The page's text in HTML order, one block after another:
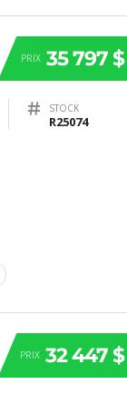
PRIX 35 797 $
STOCK
R25074
PRIX 32 447 $